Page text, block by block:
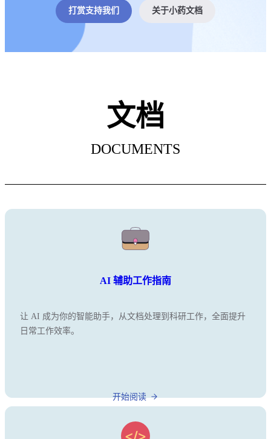
打赏支持我们 关于小药文档
文档
DOCUMENTS
AI 辅助工作指南
让 AI 成为你的智能助手，从文档处理到科研工作，全面提升
日常工作效率。
开始阅读